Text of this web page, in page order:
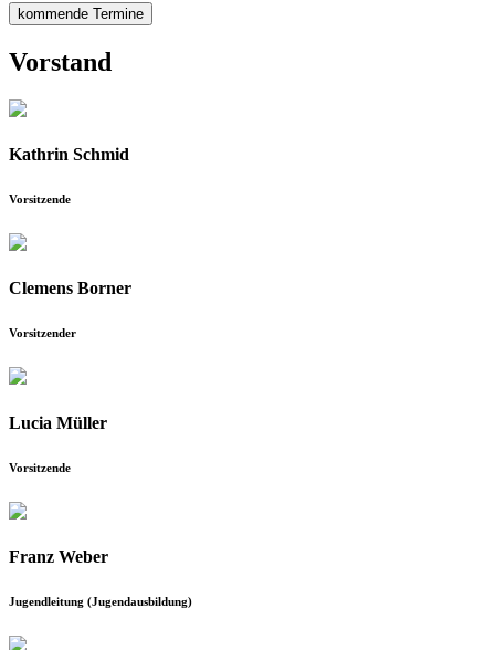
kommende Termine
Vorstand
Kathrin Schmid
Vorsitzende
Clemens Borner
Vorsitzender
Lucia Müller
Vorsitzende
Franz Weber
Jugendleitung (Jugendausbildung)